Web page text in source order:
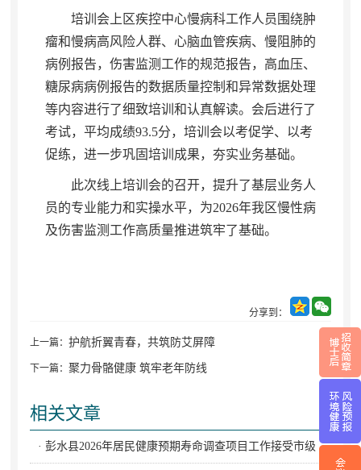
培训会上区疾控中心慢病科工作人员围绕肿
瘤和慢病高风险人群、心脑血管疾病、慢阻肺的
病例报告， 伤害监测工作的规范报告，高血压、
糖尿病病例报告的数据质量控制和异常数据处理
等内容进行了细致培训和认真解读。 会后进行了
考试，平均成绩93.5分， 培训会以考促学、以考
促练，进一步巩固培训成果， 夯实业务基础。
此次线上培训会的召开， 提升了基层业务人
员的专业能力和实操水平，为2026年我区慢性病
及伤害监测工作高质量推进筑牢了基础。
分享到：
上一篇： 护航折翼青春，共筑防艾屏障
下一篇： 聚力骨骼健康 筑牢老年防线
相关文章
· 彭水县2026年居民健康预期寿命调查项目工作接受市级